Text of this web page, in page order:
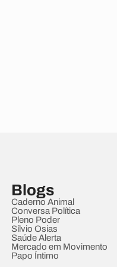
Blogs
Caderno Animal
Conversa Política
Pleno Poder
Sílvio Osias
Saúde Alerta
Mercado em Movimento
Papo Íntimo